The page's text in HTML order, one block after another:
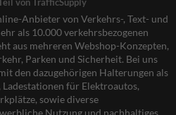
von TrafficSupply
Anbieter von Verkehrs-, Text- und
als 10.000 verkehrsbezogenen
aus mehreren Webshop-Konzepten,
Parken und Sicherheit. Bei uns
den dazugehörigen Halterungen als
für Elektroautos,
sowie diverse